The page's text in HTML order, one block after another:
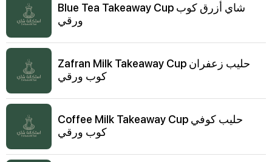
Blue Tea Takeaway Cup شاي أزرق كوب
ورقي
Zafran Milk Takeaway Cup حليب زعفران
كوب ورقي
Coffee Milk Takeaway Cup حليب كوفي
كوب ورقي